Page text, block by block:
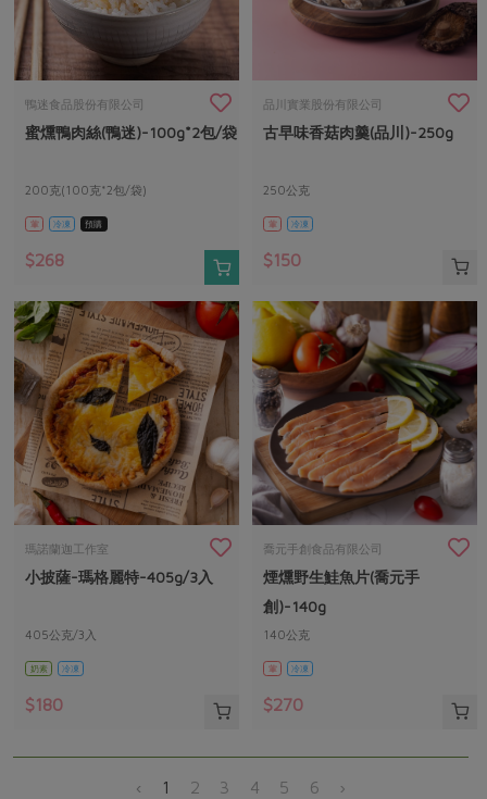
鴨迷食品股份有限公司
蜜燻鴨肉絲(鴨迷)-100g*2包/袋
200克(100克*2包/袋)
葷 冷凍 預購
$268
品川實業股份有限公司
古早味香菇肉羹(品川)-250g
250公克
葷 冷凍
$150
瑪諾蘭迦工作室
小披薩-瑪格麗特-405g/3入
405公克/3入
奶素 冷凍
$180
喬元手創食品有限公司
煙燻野生鮭魚片(喬元手
創)-140g
140公克
葷 冷凍
$270
‹ 1 2 3 4 5 6 ›